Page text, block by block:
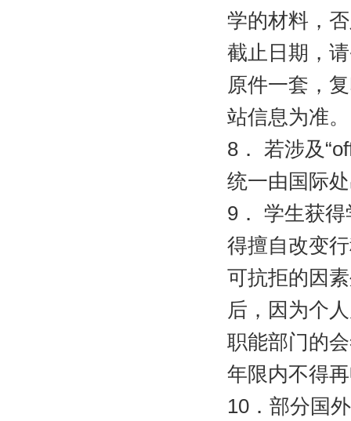
学的材料，
截止日期，
原件一套，
站信息为准。
8 ． 若涉及“
统一由国际
9 ．
学生获
得擅自改变
可抗拒的因
后，因为个
职能部门的
年限内不得
10 ．部分国